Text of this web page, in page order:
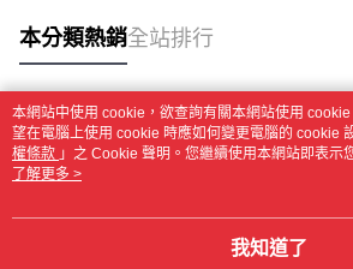
本分類熱銷全站排行
熱門標籤
本網站中使用 cookie，欲查詢有關本網站使用
望在電腦上使用 cookie 時應如何變更電腦的 cookie
權條款 」之 Cookie 聲明。您繼續使用本網站即表示
用條款之 Cookie 聲明使用 cookie。
了解更多 >
我知道了